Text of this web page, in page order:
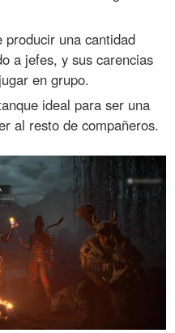
producir una cantidad
a jefes, y sus carencias
en grupo.
ideal para ser una
al resto de compañeros.